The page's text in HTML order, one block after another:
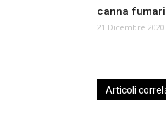
canna
21 Dicembre 2020
Articoli